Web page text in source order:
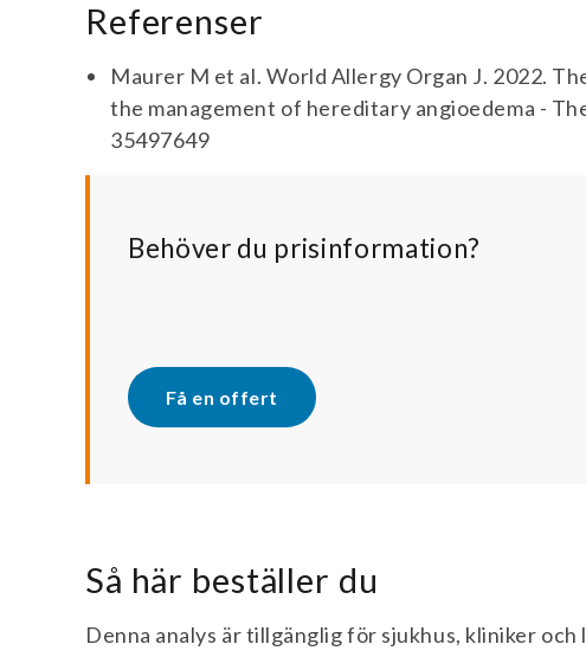
Referenser
Maurer M et al. World Allergy Organ J. 2022.
the management of hereditary angioedema -
35497649
Behöver du prisinformation?
Få en offert
Så här beställer du
Denna analys är tillgänglig för sjukhus, kliniker och